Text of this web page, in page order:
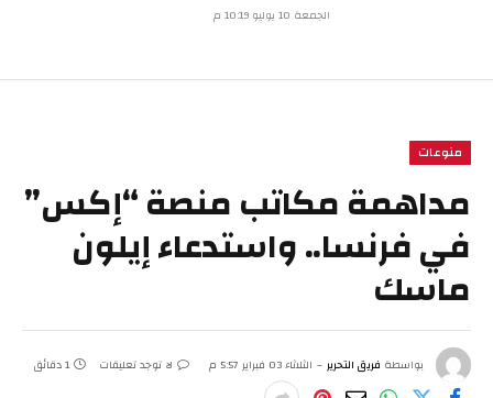
الجمعة 10 يوليو 10:19 م
منوعات
مداهمة مكاتب منصة “إكس”
في فرنسا.. واستدعاء إيلون
ماسك
بواسطة فريق التحرير الثلاثاء 03 فبراير 5:57 م لا توجد تعليقات 1 دقائق